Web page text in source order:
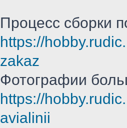
Процесс сборки
https://
zakaz
Фотографии
https://
avialinii